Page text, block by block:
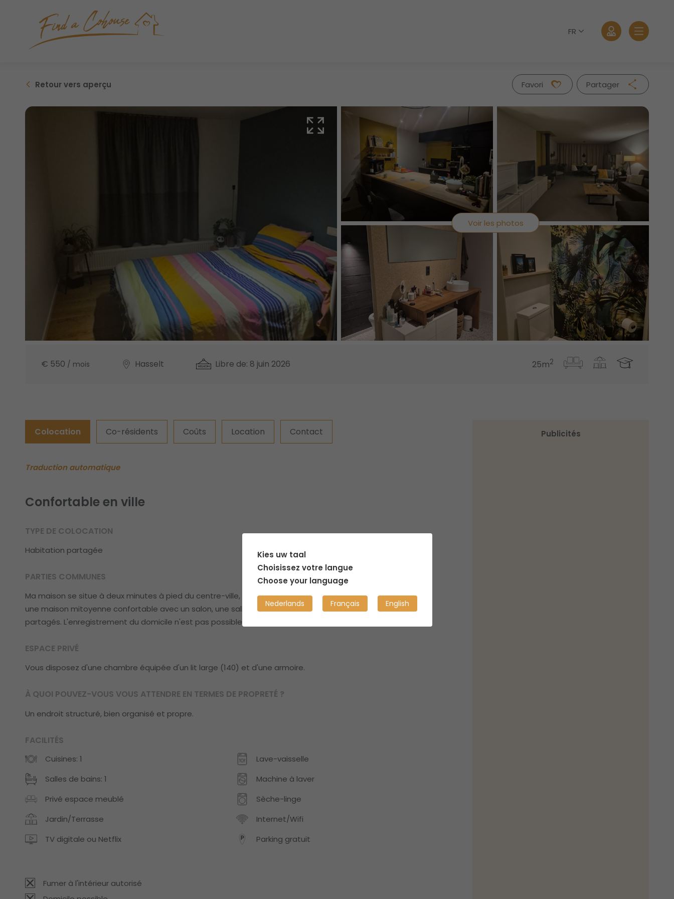
FR
Mot de passe oublié?
Retourvers aperçu Favori
Partager
Facebook
Whatsapp
Voir les photos
€ 550 / mois Hasselt Libre de: 8 juin 2026 25m2
Colocation Co-résidents Coûts Location Contact
Traduction automatique
Confortable en ville
TYPE DE COLOCATION
Habitation partagée
PARTIES COMMUNES
Ma maison se situe à deux minutes à pied du centre-ville, à proximité des gares routière et ferroviaire. C'est
une maison mitoyenne confortable avec un salon, une salle de bain, un garage (pour vélos) et un jardin
partagés. L'enregistrement du domicile n'est pas possible. La maison est entièrement meublée.
ESPACE PRIVÉ
Vous disposez d'une chambre équipée d'un lit large (140) et d'une armoire.
À QUOI POUVEZ-VOUS VOUS ATTENDRE EN TERMES DE PROPRETÉ ?
Un endroit structuré, bien organisé et propre.
FACILITÉS
Cuisines: 1
Salles de bains: 1
Privé espace meublé
Jardin/Terrasse
TV digitale ou Netflix
Lave-vaisselle
Machine à laver
Sèche-linge
Internet/Wifi
Parking gratuit
Fumer à l'intérieur autorisé
Publicités
Kies uw taal
Choisissez votre langue
Choose your language
Nederlands Français English